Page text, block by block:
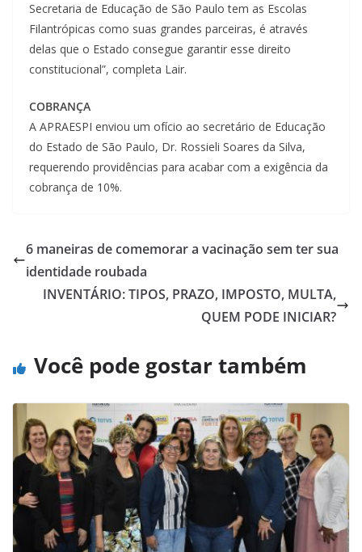
Secretaria de Educação de São Paulo tem as Escolas
Filantrópicas como suas grandes parceiras, é através
delas que o Estado consegue garantir esse direito
constitucional”, completa Lair.
COBRANÇA
A APRAESPI enviou um ofício ao secretário de Educação
do Estado de São Paulo, Dr. Rossieli Soares da Silva,
requerendo providências para acabar com a exigência da
cobrança de 10%.
6 maneiras de comemorar a vacinação sem ter sua
identidade roubada
INVENTÁRIO: TIPOS, PRAZO, IMPOSTO, MULTA,
QUEM PODE INICIAR?
Você pode gostar também